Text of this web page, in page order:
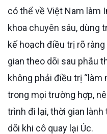
có thể về Việt Nam làm
khoa chuyên sâu, dùng
kế hoạch điều trị rõ
gian theo dõi sau phẫu
không phải điều trị “làm
trong mọi trường hợp,
trình đi lại, thời gian
dõi khi cô quay lại Úc.